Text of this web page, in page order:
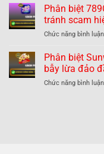
Phân biệt
tránh scam
Chức năng bình
Phân biệt
bẫy lừa đảo
Chức năng bình